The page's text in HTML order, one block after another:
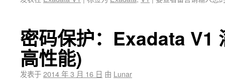
密码保护：Exadata V1
高性能)
发表于2014 年 3 月 16 日 由 Lunar